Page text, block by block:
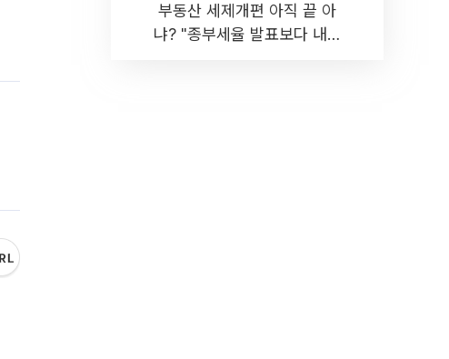
부동산 세제개편 아직 끝 아
냐? "종부세율 발표보다 내릴